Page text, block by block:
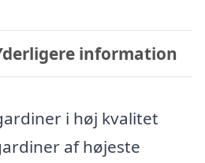
information
i høj kvalitet
af højeste